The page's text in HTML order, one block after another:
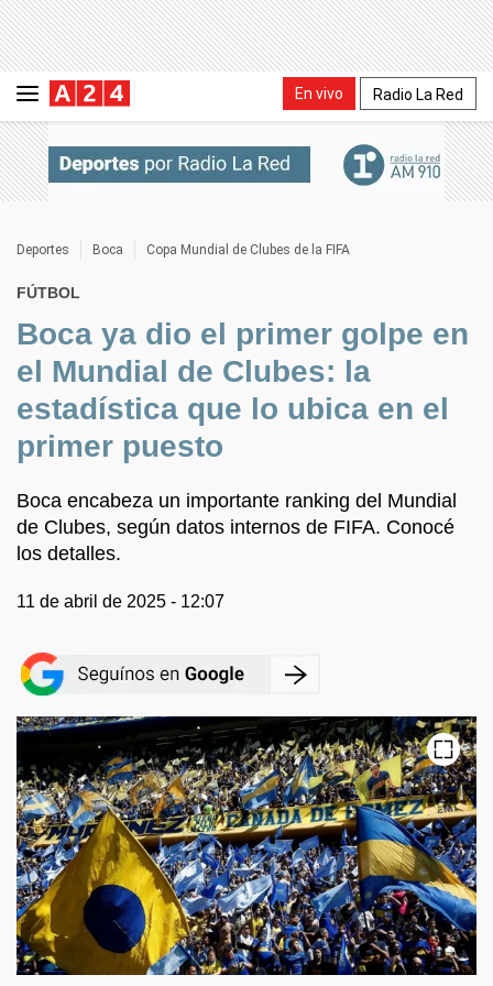
En vivo Radio La Red
Deportes Boca Copa Mundial de Clubes de la FIFA
FÚTBOL
Boca ya dio el primer golpe en
el Mundial de Clubes: la
estadística que lo ubica en el
primer puesto
Boca encabeza un importante ranking del Mundial
de Clubes, según datos internos de FIFA. Conocé
los detalles.
11 de abril de 2025 - 12:07